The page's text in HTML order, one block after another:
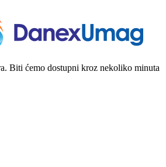
Biti ćemo dostupni kroz nekoliko minuta